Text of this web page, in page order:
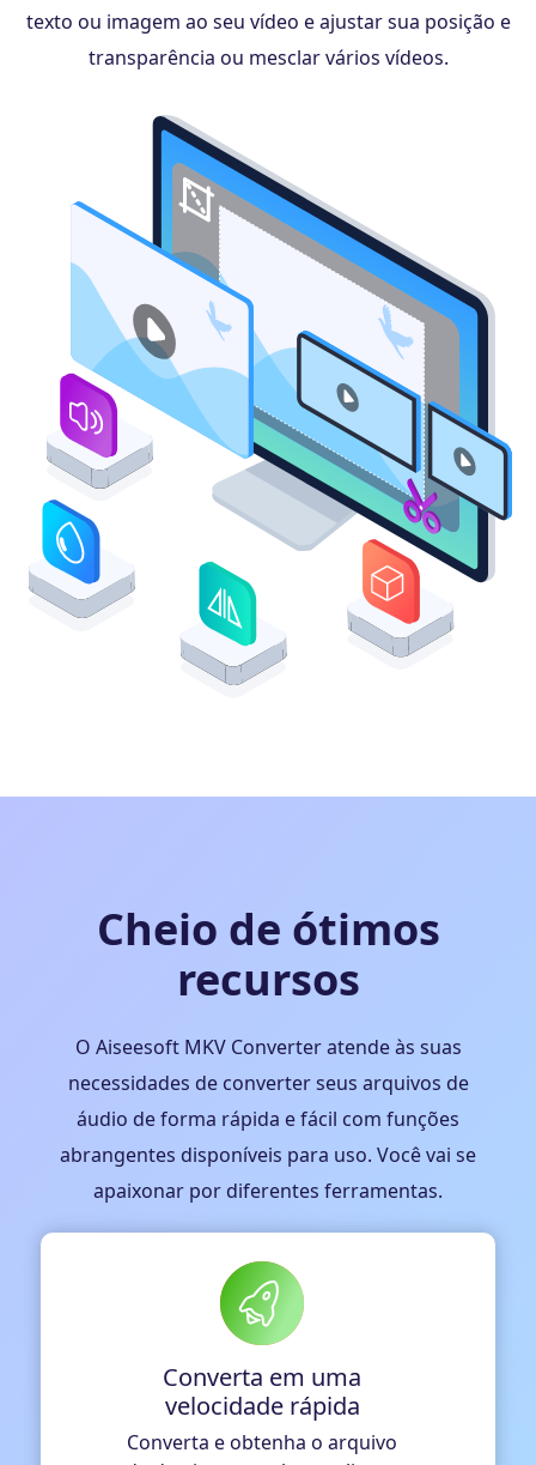
texto ou imagem ao seu vídeo e ajustar sua posição e
transparência ou mesclar vários vídeos.
Cheio de ótimos
recursos
O Aiseesoft MKV Converter atende às suas
necessidades de converter seus arquivos de
áudio de forma rápida e fácil com funções
abrangentes disponíveis para uso. Você vai se
apaixonar por diferentes ferramentas.
Converta em uma
velocidade rápida
Converta e obtenha o arquivo